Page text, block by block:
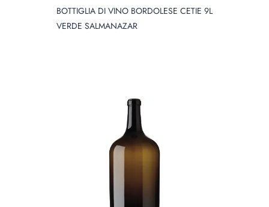
BOTTIGLIA DI VINO BORDOLESE CETIE 9L
VERDE SALMANAZAR